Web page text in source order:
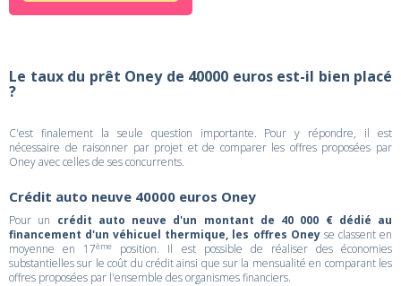
Le taux du prêt Oney de 40000 euros est-il bien placé
?
C'est finalement la seule question importante. Pour y répondre, il est
nécessaire de raisonner par projet et de comparer les offres proposées par
Oney avec celles de ses concurrents.
Crédit auto neuve 40000 euros Oney
Pour un crédit auto neuve d'un montant de 40 000 € dédié au
financement d'un véhicuel thermique, les offres Oneyse classent en
moyenne en 17ème
position. Il est possible de réaliser des économies
substantielles sur le coût du crédit ainsi que sur la mensualité en comparant les
offres proposées par l'ensemble des organismes financiers.